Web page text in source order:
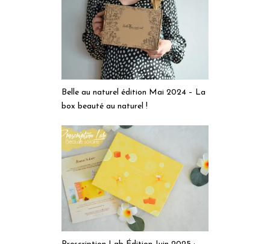
Belle au naturel édition Mai 2024 – La
box beauté au naturel !